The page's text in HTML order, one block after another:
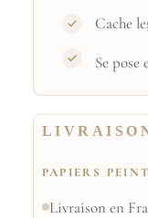
Cache
Se pose
PAPIERS
Livraison en